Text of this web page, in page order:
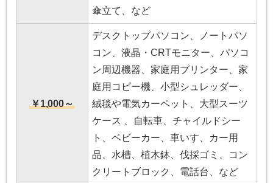
傘立て、など
￥1,000～
デスクトップパソコン、ノートパソ
コン、液晶・CRTモニター、パソコ
ン周辺機器、家庭用プリンター、家
庭用コピー機、小型シュレッダー、
絨毯や電気カーペット、大型スーツ
ケース 、自転車、チャイルドシー
ト、ベビーカー、車いす、カー用
品、水槽、植木鉢、伐採ゴミ、コン
クリートブロック、電話台、など